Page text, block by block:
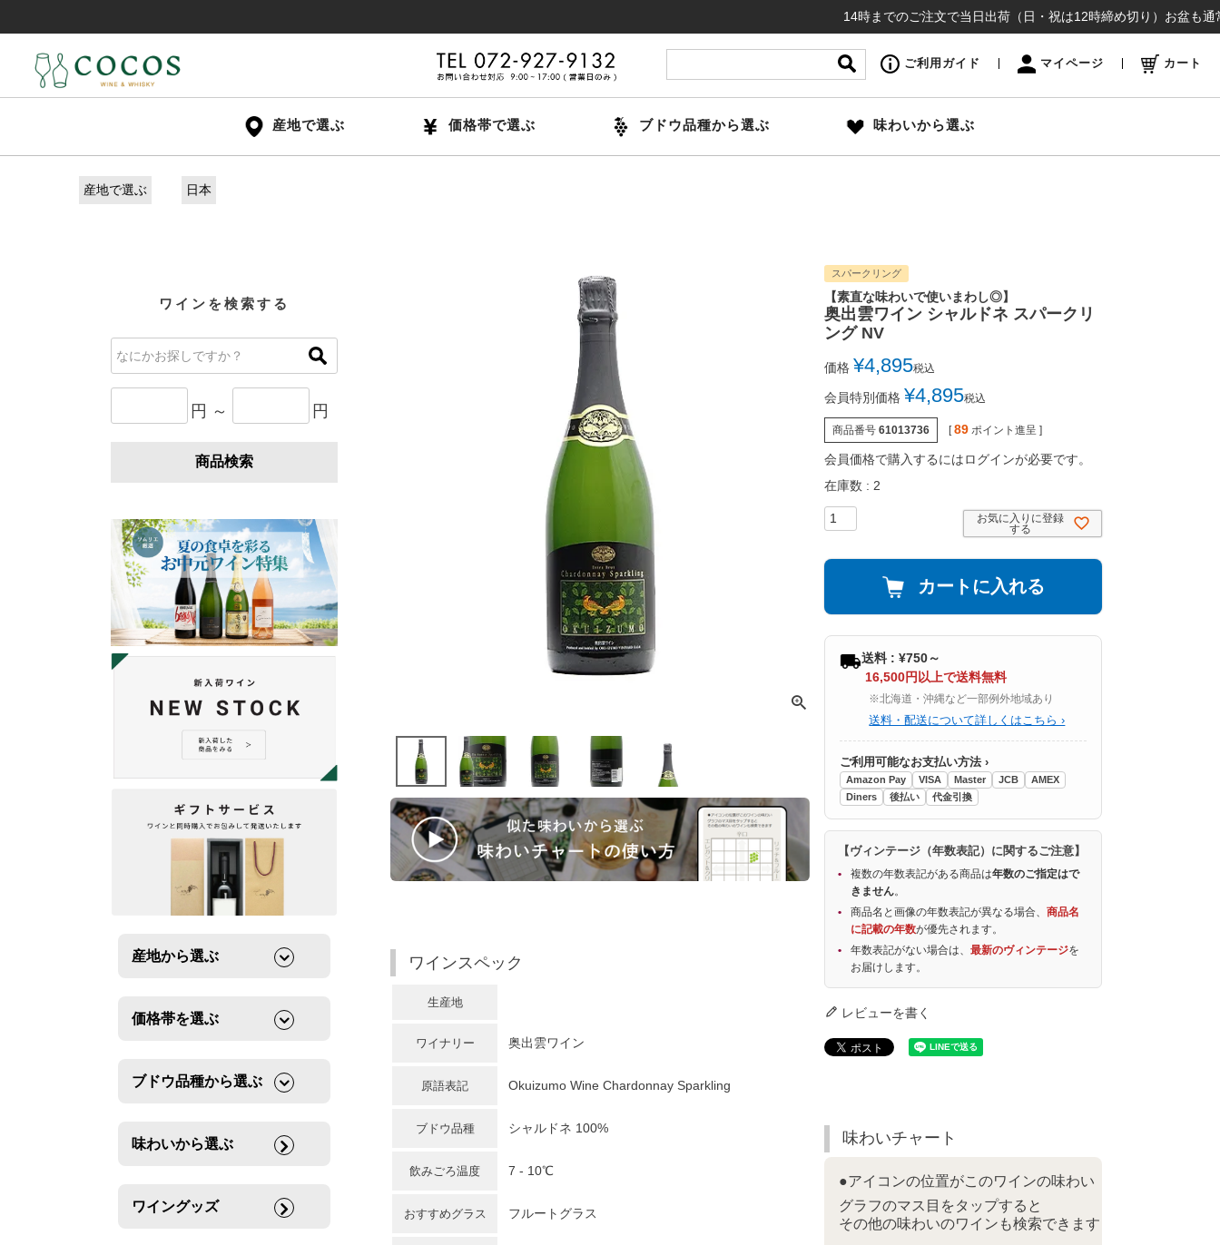
14時までのご注文で当日出荷（日・祝は12時締め切り）お盆も通常通り
ご利用ガイド マイページ カート
産地で選ぶ 価格帯で選ぶ ブドウ品種から選ぶ 味わいから選ぶ
産地で選ぶ 日本
ワインを検索する
円 ～ 円
商品検索
産地から選ぶ
価格帯を選ぶ
ブドウ品種から選ぶ
味わいから選ぶ
ワイングッズ
ワインスペック
生産地
ワイナリー 奥出雲ワイン
原語表記 Okuizumo Wine Chardonnay Sparkling
ブドウ品種 シャルドネ 100%
飲みごろ温度 7 - 10℃
おすすめグラス フルートグラス
スパークリング
【素直な味わいで使いまわし◎】
奥出雲ワイン シャルドネ スパークリ
ング NV
価格 ¥4,895税込
会員特別価格 ¥4,895税込
商品番号 61013736 [ 89 ポイント進呈 ]
会員価格で購入するにはログインが必要です。
在庫数
2
お気に入りに登録
する
カートに入れる
送料 : ¥750～
16,500円以上で送料無料
※北海道・沖縄など一部例外地域あり
送料・配送について詳しくはこちら ›
ご利用可能なお支払い方法 ›
Amazon Pay VISA Master JCB
AMEX
Diners
後払い 代金引換
【ヴィンテージ（年数表記）に関するご注意】
複数の年数表記がある商品は年数のご指定はで
きません。
商品名と画像の年数表記が異なる場合、商品名
に記載の年数が優先されます。
年数表記がない場合は、最新のヴィンテージを
お届けします。
レビューを書く
味わいチャート
●アイコンの位置がこのワインの味わい
グラフのマス目をタップすると
その他の味わいのワインも検索できます